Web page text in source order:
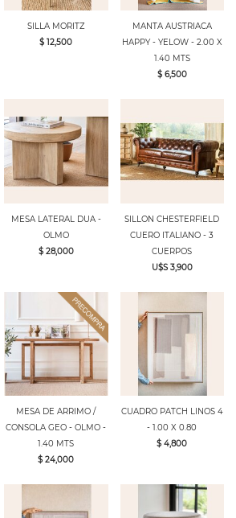
SILLA MORITZ
$ 12,500
MANTA AUSTRIACA
HAPPY - YELOW - 2.00 X
1.40 MTS
$ 6,500
MESA LATERAL DUA -
OLMO
$ 28,000
SILLON CHESTERFIELD
CUERO ITALIANO - 3
CUERPOS
U$S 3,900
MESA DE ARRIMO /
CONSOLA GEO - OLMO -
1.40 MTS
$ 24,000
CUADRO PATCH LINOS 4
- 1.00 X 0.80
$ 4,800